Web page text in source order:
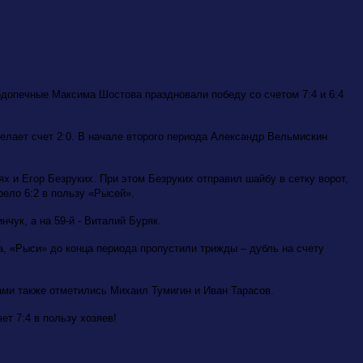
Максима Шостова праздновали победу со счетом 7:4 и 6:4
счет 2:0. В начале второго периода Александр Вельмискин
Егор Безруких. При этом Безруких отправил шайбу в сетку ворот,
6:2 в пользу «Рысей».
а на 59-й - Виталий Буряк.
«Рыси» до конца периода пропустили трижды – дубль на счету
также отметились Михаил Тумигин и Иван Тарасов.
7:4 в пользу хозяев!